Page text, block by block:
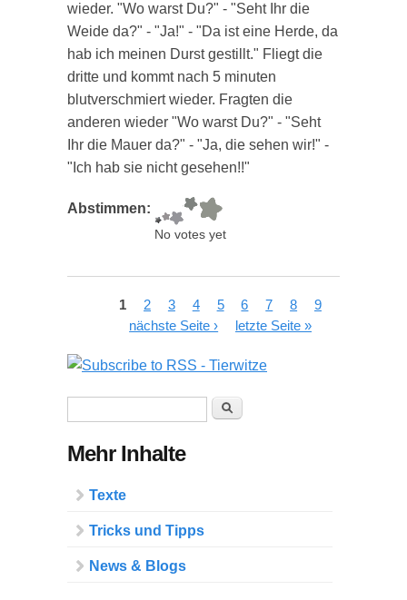
wieder. "Wo warst Du?" - "Seht Ihr die
Weide da?" - "Ja!" - "Da ist eine Herde, da
hab ich meinen Durst gestillt." Fliegt die
dritte und kommt nach 5 minuten
blutverschmiert wieder. Fragten die
anderen wieder "Wo warst Du?" - "Seht
Ihr die Mauer da?" - "Ja, die sehen wir!" -
"Ich hab sie nicht gesehen!!"
Abstimmen:
No votes yet
Seiten
1 2 3 4 5 6 7 8
9
nächste Seite ›
letzte Seite »
Suche
Mehr Inhalte
Texte
Tricks und Tipps
News & Blogs